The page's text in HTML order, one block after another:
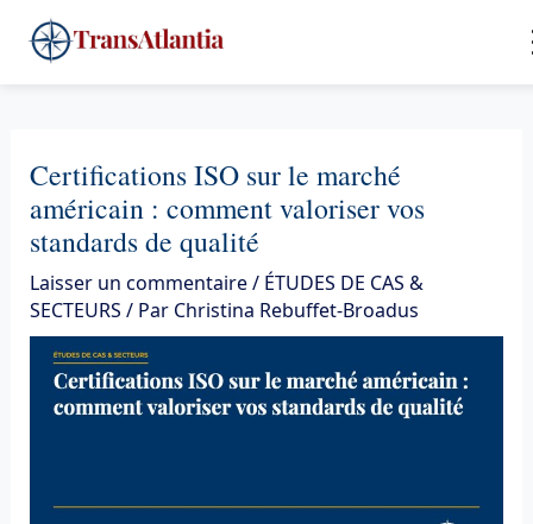
au
contenu
Certifications ISO sur le marché
américain : comment valoriser vos
standards de qualité
Laisser un commentaire/ ÉTUDES DE CAS &
SECTEURS / Par Christina Rebuffet-Broadus